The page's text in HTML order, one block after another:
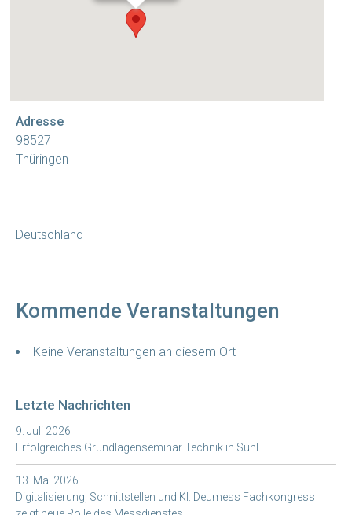
Adresse
98527
Thüringen
Deutschland
Kommende Veranstaltungen
Keine Veranstaltungen an diesem Ort
Letzte Nachrichten
9. Juli 2026
Erfolgreiches Grundlagenseminar Technik in Suhl
13. Mai 2026
Digitalisierung, Schnittstellen und KI: Deumess Fachkongress